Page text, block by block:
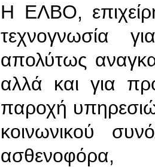
Η ΕΛΒΟ,
τεχνογνωσία
απολύτως
αλλά και για
παροχή
κοινωνικού